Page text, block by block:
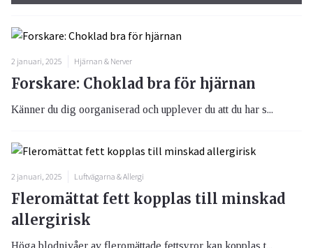
2 januari, 2025 Hjärnan & Nerver
Forskare: Choklad bra för hjärnan
Känner du dig oorganiserad och upplever du att du har s...
2 januari, 2025 Luftvägarna & Allergi
Fleromättat fett kopplas till minskad
allergirisk
Höga blodnivåer av fleromättade fettsyror kan kopplas t...